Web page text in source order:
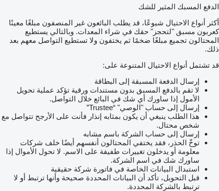
الدفع المسبك المثير للشك
أكثر أنواع الاحتيال شيوعًا، قد يطلب البائعون غير المنصفون مبلغًا معينًا
كعربون مسبق "لتحجز" حقك في شراء المعدات. وبالتالي يستطيع
المحتالون تجميع مبلغًا ضخمًا ثم يختفون ولا تستطيع التواصل معهم بعد
ذلك.
قد تشتمل أنواع الاحتيال المتنوعة على:
إرسال الدفعة المسبقة إلى البطاقة
لا تقم بالدفع المسبق بدون مستندات ورقية تؤكد عملية تحويل
الأمول إذا ساورك أي شك في البائع خلال التواصل.
إرسال إلى حساب "الوصي" “Trustee”
هذا الطلب ينبغي أن يكون بمثابه إنذار فأنت على الأرجح تتواصل مع
شخص محتال.
إرسال إلى حساب الشركة باسم مشابه
توخّ الحذر، فقد يختفي المحتالون أنفسهم أيضًا خلف شركات
معلومة أو يدخلون تغييرات طفيفة على الاسم. لا تحول الأموال إذا
ساورك شك في اسم الشركة.
استبدال البيانات الخاصة في فاتورة شركة حقيقية
قبل التحويل، تأكد أن البيانات المحددة صحيحة وأنها ترتبط أو لا
ترتبط بالشركة المحددة.